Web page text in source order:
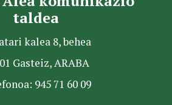
taldea
kalea 8, behea
Gasteiz, ARABA
945 71 60 09